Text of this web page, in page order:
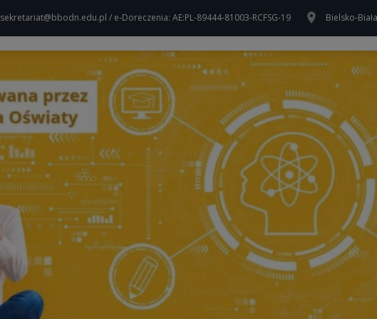
sekretariat@bbodn.edu.pl / e-Doreczenia: AE:PL-89444-81003-RCFSG-19 Bielsko-